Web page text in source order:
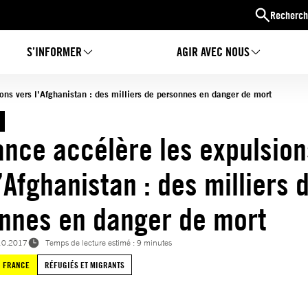
S’INFORMER AGIR AVEC NOUS
vers l’Afghanistan : des milliers de personnes en danger de mort
accélère les
: des milliers
en danger de mort
Temps de lecture estimé : 9 minutes
FRANCE
RÉFUGIÉS ET MIGRANTS